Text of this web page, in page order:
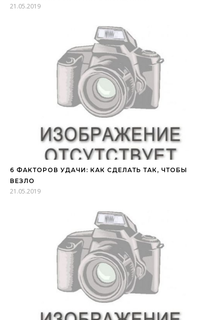
21.05.2019
6 ФАКТОРОВ УДАЧИ: КАК СДЕЛАТЬ ТАК, ЧТОБЫ
ВЕЗЛО
21.05.2019